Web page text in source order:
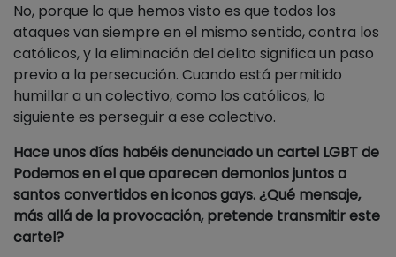
No, porque lo que hemos visto es que todos los
ataques van siempre en el mismo sentido, contra los
católicos, y la eliminación del delito significa un paso
previo a la persecución. Cuando está permitido
humillar a un colectivo, como los católicos, lo
siguiente es perseguir a ese colectivo.
Hace unos días habéis denunciado un cartel LGBT de
Podemos en el que aparecen demonios juntos a
santos convertidos en iconos gays. ¿Qué mensaje,
más allá de la provocación, pretende transmitir este
cartel?